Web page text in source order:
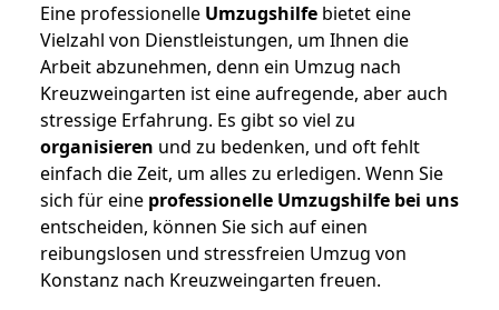
Eine professionelle Umzugshilfe bietet eine
Vielzahl von Dienstleistungen, um Ihnen die
Arbeit abzunehmen, denn ein Umzug nach
Kreuzweingarten ist eine aufregende, aber auch
stressige Erfahrung. Es gibt so viel zu
organisieren und zu bedenken, und oft fehlt
einfach die Zeit, um alles zu erledigen. Wenn Sie
sich für eine professionelle Umzugshilfe bei uns
entscheiden, können Sie sich auf einen
reibungslosen und stressfreien Umzug von
Konstanz nach Kreuzweingarten freuen.